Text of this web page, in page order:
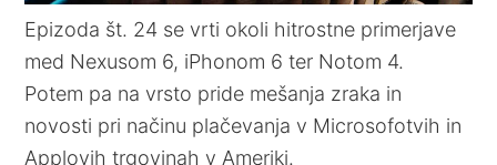
Epizoda št. 24 se vrti okoli hitrostne primerjave
med Nexusom 6, iPhonom 6 ter Notom 4.
Potem pa na vrsto pride mešanja zraka in
novosti pri načinu plačevanja v Microsofotvih in
Applovih trgovinah v Ameriki.